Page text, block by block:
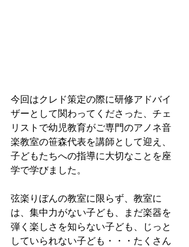
今回はクレド策定の際に研修アドバイ
ザーとして関わってくださった、チェ
リストで幼児教育がご専門のアノネ音
楽教室の笹森代表を講師として迎え、
子どもたちへの指導に大切なことを座
学で学びました。
弦楽りぼんの教室に限らず、教室に
は、集中力がない子ども、まだ楽器を
弾く楽しさを知らない子ども、じっと
していられない子ども・・・たくさん